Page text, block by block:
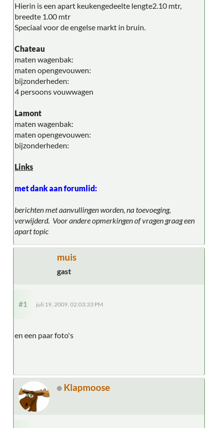
Hierin is een apart keukengedeelte lengte2.10 mtr,
breedte 1.00 mtr
Speciaal voor de engelse markt in bruin.
Chateau
maten wagenbak:
maten opengevouwen:
bijzonderheden:
4 persoons vouwwagen
Lamont
maten wagenbak:
maten opengevouwen:
bijzonderheden:
Links
met dank aan forumlid:
berichten met aanvullingen worden, na toevoeging,
verwijderd. Voor andere opmerkingen of vragen graag een
apart topic
muis
gast
#1 juli 19, 2009, 02:03:33 PM
en een paar foto's
Klapmoose